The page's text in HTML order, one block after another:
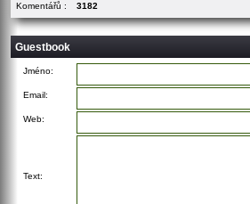
Komentářů :
3182
Guestbook
Jméno:
Email:
Web:
Text: